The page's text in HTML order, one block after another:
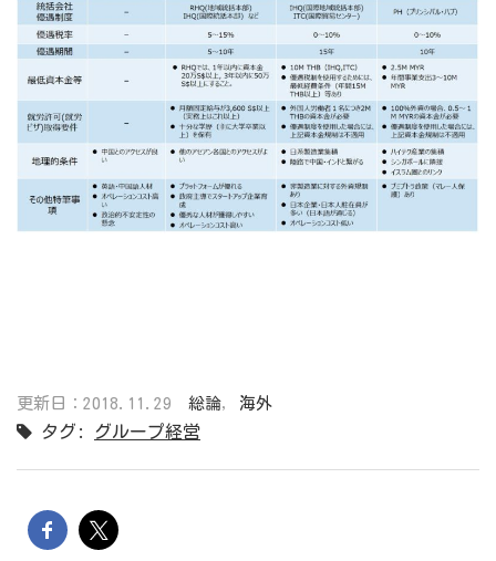
更新日：2018.11.29 総論, 海外
タグ: グループ経営